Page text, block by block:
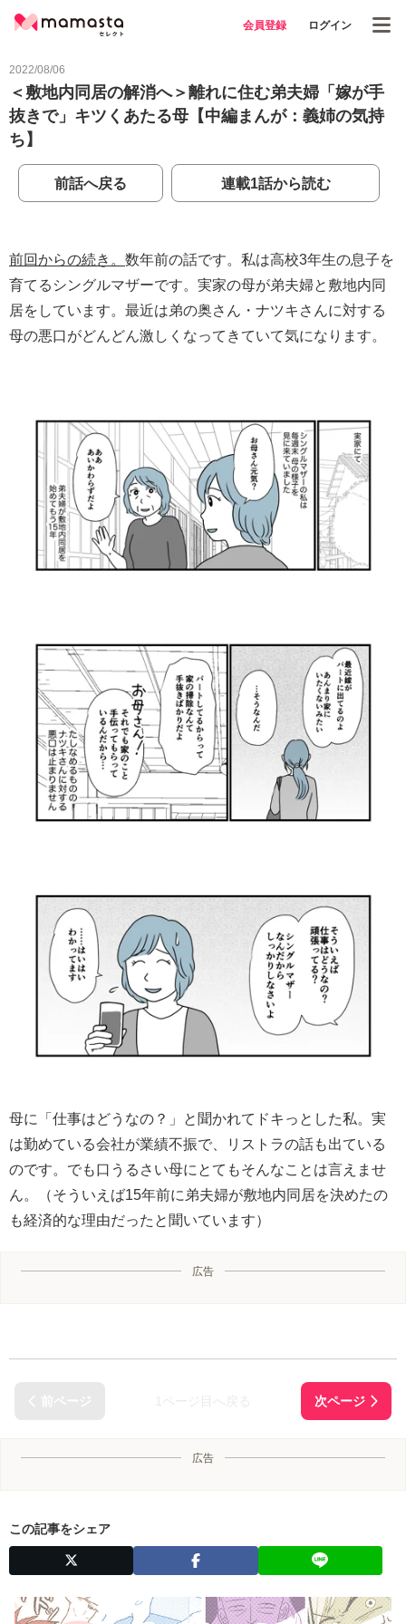
会員登録 ログイン
2022/08/06
＜敷地内同居の解消へ＞離れに住む弟夫婦「嫁が手
抜きで」キツくあたる母【中編まんが：義姉の気持
ち】
前話へ戻る 連載1話から読む
前回からの続き。 数年前の話です。私は高校3年生の息子を
育てるシングルマザーです。実家の母が弟夫婦と敷地内同
居をしています。最近は弟の奥さん・ナツキさんに対する
母の悪口がどんどん激しくなってきていて気になります。
母に「仕事はどうなの？」と聞かれてドキっとした私。実
は勤めている会社が業績不振で、リストラの話も出ている
のです。でも口うるさい母にとてもそんなことは言えませ
ん。（そういえば15年前に弟夫婦が敷地内同居を決めたの
も経済的な理由だったと聞いています）
広告
広告
この記事をシェア